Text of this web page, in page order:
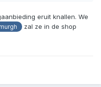
eruit knallen. We
zal ze in de shop